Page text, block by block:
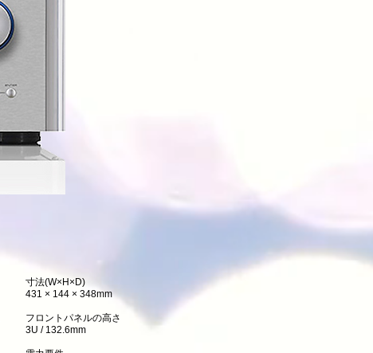
寸法(W×H×D)
431 × 144 × 348mm
フロントパネルの高さ
3U / 132.6mm